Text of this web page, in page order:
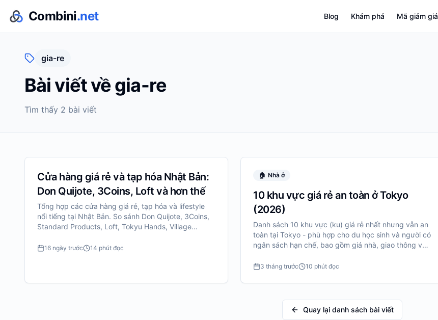
Combini.net Blog Khám phá Mã giảm giá
gia-re
Bài viết vềgia-re
Tìm thấy 2 bài viết
Cửa hàng giá rẻ và tạp hóa Nhật Bản:
Don Quijote, 3Coins, Loft và hơn thế
Tổng hợp các cửa hàng giá rẻ, tạp hóa và lifestyle
nổi tiếng tại Nhật Bản. So sánh Don Quijote, 3Coins,
Standard Products, Loft, Tokyu Hands, Village
16 ngày trước 14 phút đọc
🏠 Nhà ở
10 khu vực giá rẻ an toàn ở Tokyo
(2026)
Danh sách 10 khu vực (ku) giá rẻ nhất nhưng vẫn an
toàn tại Tokyo - phù hợp cho du học sinh và người có
ngân sách hạn chế, bao gồm giá nhà, giao thông và
3 tháng trước 10 phút đọc
Quay lại danh sách bài viết